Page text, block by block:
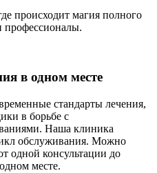
происходит магия полного
профессионалы.
в одном месте
стандарты лечения,
в борьбе с
Наша клиника
обслуживания. Можно
одной консультации до
месте.